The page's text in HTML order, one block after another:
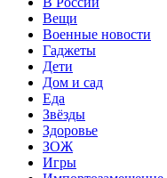
Вещи
Военные новости
Гаджеты
Дети
Дом и сад
Еда
Звёзды
Здоровье
ЗОЖ
Игры